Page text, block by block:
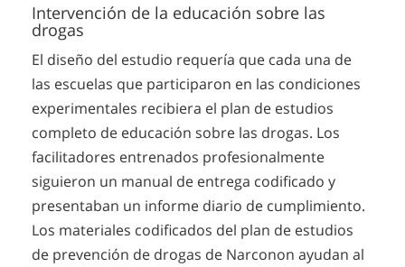
Intervención de la educación sobre las
drogas
El diseño del estudio requería que cada una de
las escuelas que participaron en las condiciones
experimentales recibiera el plan de estudios
completo de educación sobre las drogas. Los
facilitadores entrenados profesionalmente
siguieron un manual de entrega codificado y
presentaban un informe diario de cumplimiento.
Los materiales codificados del plan de estudios
de prevención de drogas de Narconon ayudan al